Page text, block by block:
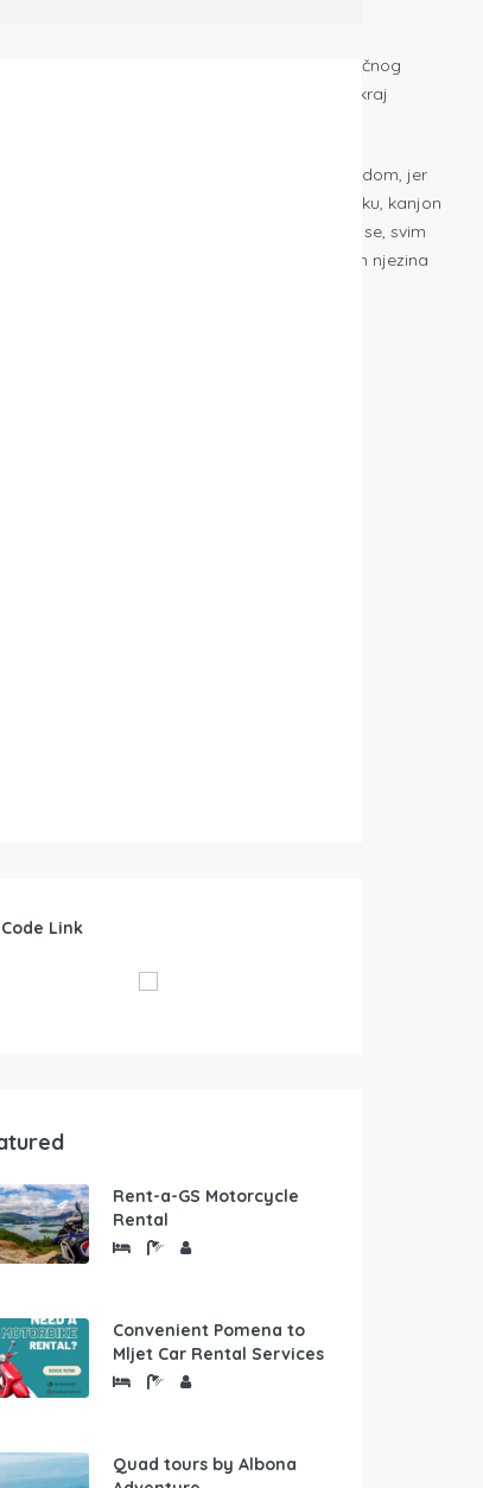
Miljevci se nalaze u vrhu jednakostraničnog
sela i četrdesetak zaselaka. Taj stočarski kraj
netko svakoga jutra budio s takvim pogledom, jer
voda. S desne strane, prema ušću u Krku, kanjon
iz zaklona male sjenice, Ključica se, svim
Miljevu, prema staroj legendi, na sam dan njezina
slapa
Link
Rent-a-GS Motorcycle
Rental
Convenient Pomena to
Mljet Car Rental Services
Quad tours by Albona